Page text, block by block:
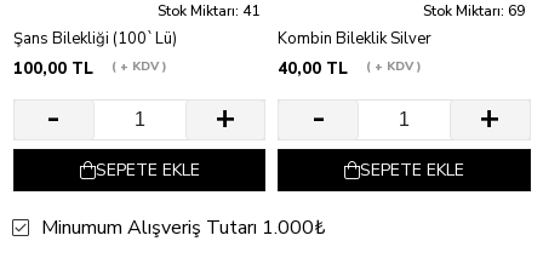
Stok Miktarı: 41
Şans Bilekliği (100`Lü)
100,00 TL
+ KDV
SEPETE EKLE
Stok Miktarı: 69
Kombin Bileklik Silver
40,00 TL
+ KDV
SEPETE EKLE
Minumum Alışveriş Tutarı 1.000₺